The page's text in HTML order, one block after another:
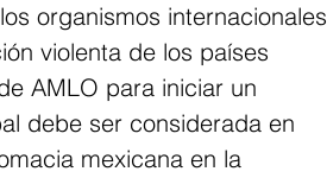
organismos internacionales
violenta de los países
AMLO para iniciar un
debe ser considerada en
mexicana en la